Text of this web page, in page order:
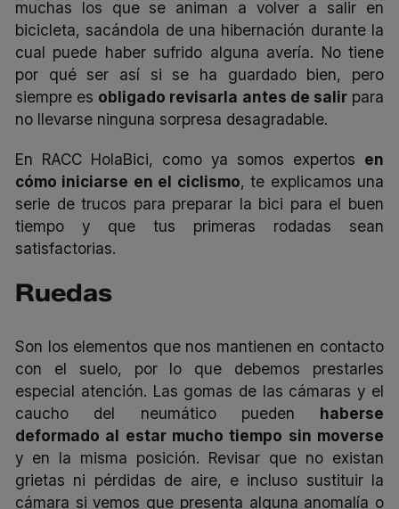
muchas los que se animan a volver a salir en
bicicleta, sacándola de una hibernación durante la
cual puede haber sufrido alguna avería. No tiene
por qué ser así si se ha guardado bien, pero
siempre es obligado revisarla antes de salirpara
no llevarse ninguna sorpresa desagradable.
En RACC HolaBici, como ya somos expertos en
cómo iniciarse en el ciclismo, te explicamos una
serie de trucos para preparar la bici para el buen
tiempo y que tus primeras rodadas sean
satisfactorias.
Ruedas
Son los elementos que nos mantienen en contacto
con el suelo, por lo que debemos prestarles
especial atención. Las gomas de las cámaras y el
caucho del neumático pueden haberse
deformado al estar mucho tiempo sin moverse
y en la misma posición. Revisar que no existan
grietas ni pérdidas de aire, e incluso sustituir la
cámara si vemos que presenta alguna anomalía o